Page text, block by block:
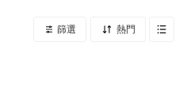
篩選 熱門